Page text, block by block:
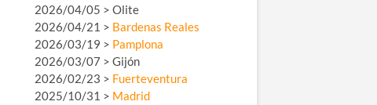
2026/04/05 > Olite
2026/04/21 > Bardenas Reales
2026/03/19 > Pamplona
2026/03/07 > Gijón
2026/02/23 > Fuerteventura
2025/10/31 > Madrid